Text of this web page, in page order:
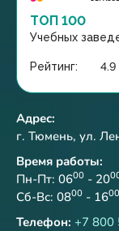
ТОП 100
Учебных
Рейтинг: 4.9
Адрес:
г. Тюмень, ул.
Время работы:
Пн-Пт: 0600 - 20
Сб-Вс: 0800 - 1600
Телефон: +7 800